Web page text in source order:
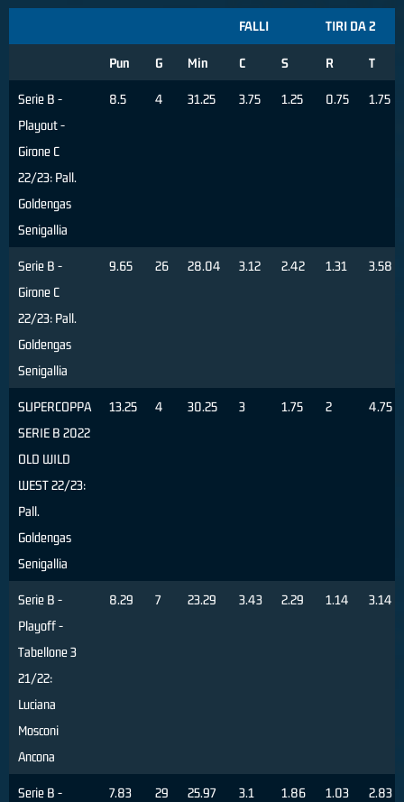
FALLI TIRI DA 2
Pun G Min C S R T
Serie B -
Playout -
Girone C
22/23: Pall.
Goldengas
Senigallia
8.5 4 31.25 3.75 1.25 0.75 1.75
Serie B -
Girone C
22/23: Pall.
Goldengas
Senigallia
9.65 26 28.04 3.12 2.42 1.31 3.58
SUPERCOPPA
SERIE B 2022
OLD WILD
WEST 22/23:
Pall.
Goldengas
Senigallia
13.25 4 30.25 3 1.75 2 4.75
Serie B -
Playoff -
Tabellone 3
21/22:
Luciana
Mosconi
Ancona
8.29 7 23.29 3.43 2.29 1.14 3.14
Serie B -
7.83 29 25.97 3.1 1.86 1.03 2.83